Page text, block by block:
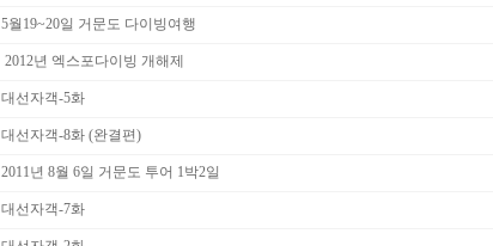
5월19~20일 거문도 다이빙여행
2012년 엑스포다이빙 개해제
대선자객-5화
대선자객-8화 (완결편)
2011년 8월 6일 거문도 투어 1박2일
대선자객-7화